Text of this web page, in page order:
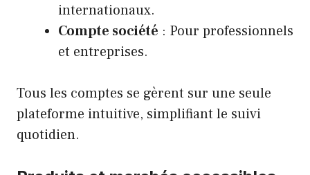
internationaux.
Compte société : Pour professionnels
et entreprises.
Tous les comptes se gèrent sur une seule
plateforme intuitive, simplifiant le suivi
quotidien.